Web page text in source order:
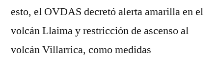
esto, el OVDAS decretó alerta amarilla en el
volcán Llaima y restricción de ascenso al
volcán Villarrica, como medidas